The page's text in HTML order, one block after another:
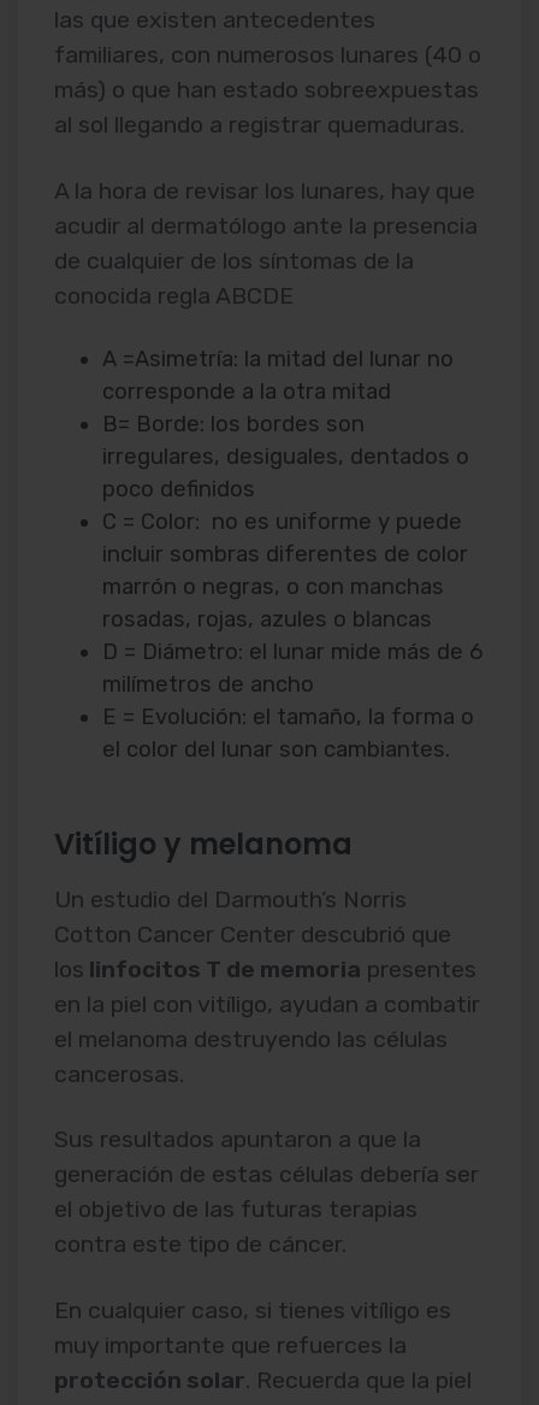
las que existen antecedentes
familiares, con numerosos lunares (40 o
más) o que han estado sobreexpuestas
al sol llegando a registrar quemaduras.
A la hora de revisar los lunares, hay que
acudir al dermatólogo ante la presencia
de cualquier de los síntomas de la
conocida regla ABCDE
A =Asimetría: la mitad del lunar no
corresponde a la otra mitad
B= Borde: los bordes son
irregulares, desiguales, dentados o
poco definidos
C = Color: no es uniforme y puede
incluir sombras diferentes de color
marrón o negras, o con manchas
rosadas, rojas, azules o blancas
D = Diámetro: el lunar mide más de 6
milímetros de ancho
E = Evolución: el tamaño, la forma o
el color del lunar son cambiantes.
Vitíligo y melanoma
Un estudio del Darmouth’s Norris
Cotton Cancer Center descubrió que
los linfocitos T de memoria presentes
en la piel con vitíligo, ayudan a combatir
el melanoma destruyendo las células
cancerosas.
Sus resultados apuntaron a que la
generación de estas células debería ser
el objetivo de las futuras terapias
contra este tipo de cáncer.
En cualquier caso, si tienes vitíligo es
muy importante que refuerces la
protección solar. Recuerda que la piel